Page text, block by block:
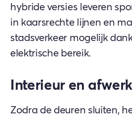
hybride versies leveren
in kaarsrechte lijnen en
stadsverkeer mogelijk
elektrische bereik.
Interieur en
Zodra de deuren sluiten,